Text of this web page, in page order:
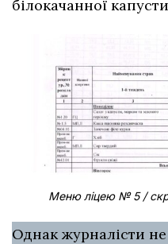
білокачанної
Меню ліцею № 5 /
Однак журналісти